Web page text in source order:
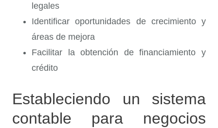
legales
Identificar oportunidades de crecimiento y
áreas de mejora
Facilitar la obtención de financiamiento y
crédito
Estableciendo un sistema
contable para negocios